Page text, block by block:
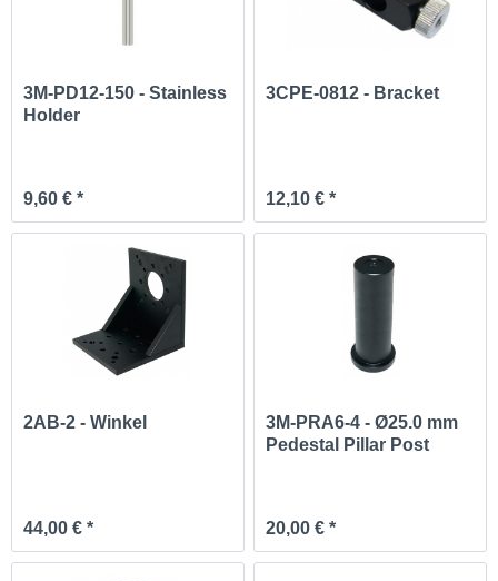
3M-PD12-150 - Stainless
Holder
9,60 € *
3CPE-0812 - Bracket
12,10 € *
2AB-2 - Winkel
44,00 € *
3M-PRA6-4 - Ø25.0 mm
Pedestal Pillar Post
20,00 € *